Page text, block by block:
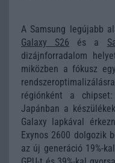
A Samsung legújabb
Galaxy S26 és a
dizájnforradalom
miközben a fókusz
régiónként a chipset:
Japánban a
Galaxy lapkával
Exynos 2600 dolgozik
az új generáció 19%-